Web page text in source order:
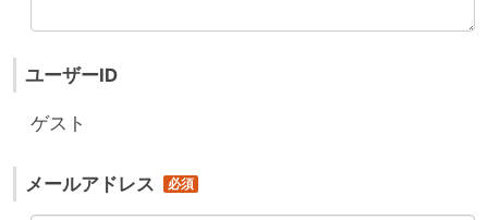
ユーザーID
ゲスト
メールアドレス